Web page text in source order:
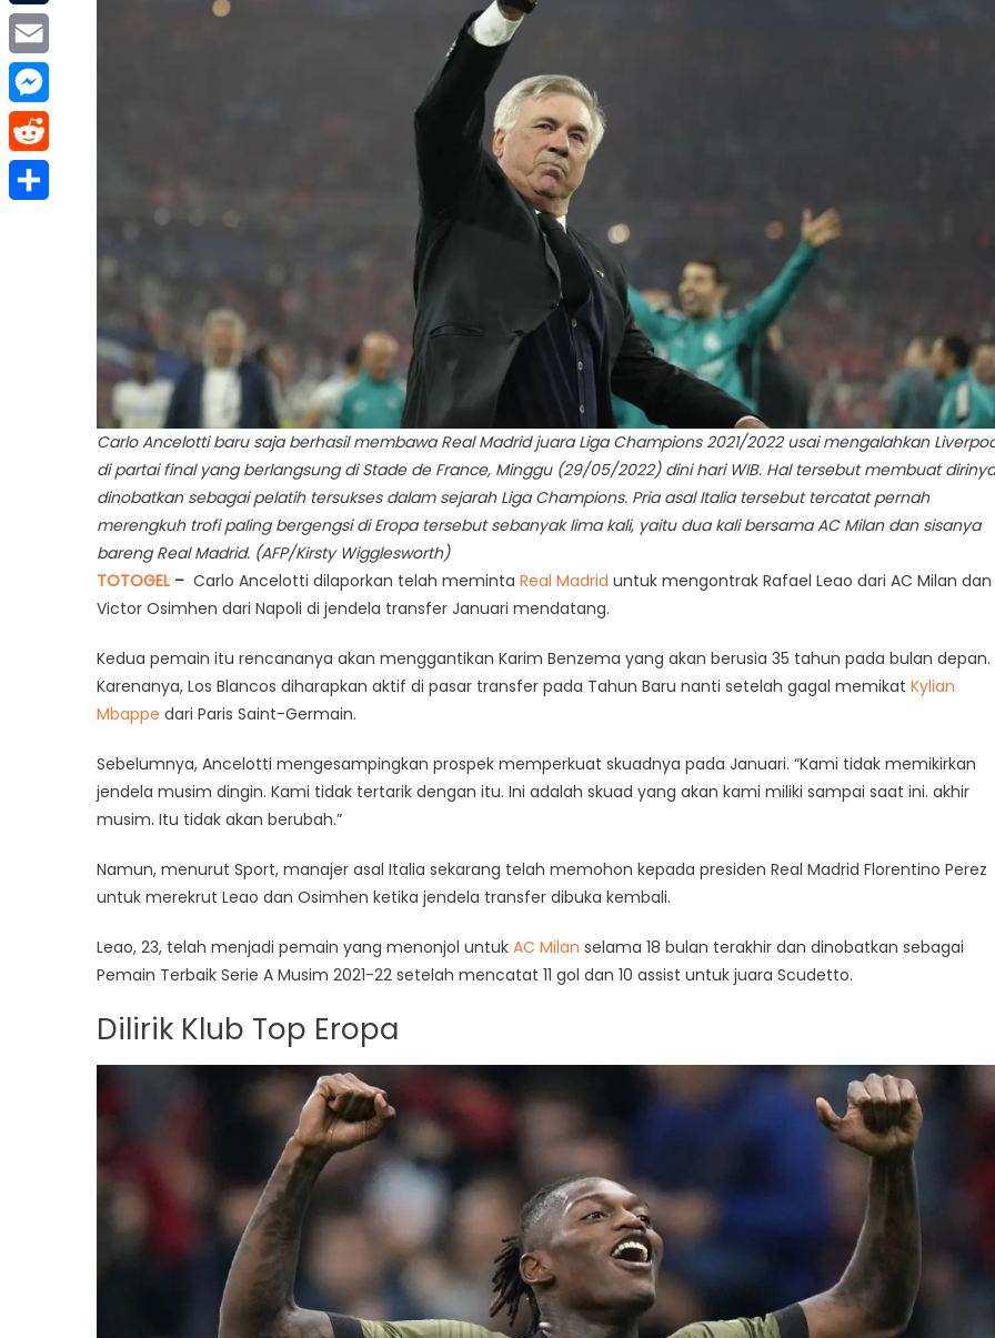
Minta
Real
Madrid
Boyong
Bintang
AC
Milan
dan
Napoli
Carlo Ancelotti baru saja berhasil membawa Real Madrid juara Liga Champions 2021/2022 usai mengalahkan
di partai final yang berlangsung di Stade de France, Minggu (29/05/2022) dini hari WIB. Hal tersebut membuat dirinya
dinobatkan sebagai pelatih tersukses dalam sejarah Liga Champions. Pria asal Italia tersebut tercatat pernah
merengkuh trofi paling bergengsi di Eropa tersebut sebanyak lima kali, yaitu dua kali bersama AC Milan dan sisanya
bareng Real Madrid. (AFP/Kirsty Wigglesworth)
TOTOGEL – Carlo Ancelotti dilaporkan telah meminta Real Madrid untuk mengontrak Rafael Leao dari AC Milan dan
Victor Osimhen dari Napoli di jendela transfer Januari mendatang.
Kedua pemain itu rencananya akan menggantikan Karim Benzema yang akan berusia 35 tahun pada bulan depan.
Karenanya, Los Blancos diharapkan aktif di pasar transfer pada Tahun Baru nanti setelah gagal memikat Kylian
Mbappe dari Paris Saint-Germain.
Sebelumnya, Ancelotti mengesampingkan prospek memperkuat skuadnya pada Januari. “Kami tidak memikirkan
jendela musim dingin. Kami tidak tertarik dengan itu. Ini adalah skuad yang akan kami miliki sampai saat ini. akhir
musim. Itu tidak akan berubah.”
Namun, menurut Sport, manajer asal Italia sekarang telah memohon kepada presiden Real Madrid Florentino Perez
untuk merekrut Leao dan Osimhen ketika jendela transfer dibuka kembali.
Leao, 23, telah menjadi pemain yang menonjol untuk AC Milan selama 18 bulan terakhir dan dinobatkan sebagai
Pemain Terbaik Serie A Musim 2021-22 setelah mencatat 11 gol dan 10 assist untuk juara Scudetto.
Dilirik Klub Top Eropa
Tumblr
Email
Messenger
Reddit